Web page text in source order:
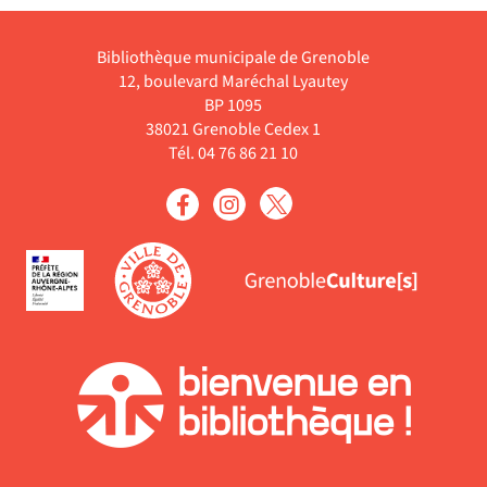
Bibliothèque municipale de Grenoble
12, boulevard Maréchal Lyautey
BP 1095
38021 Grenoble Cedex 1
Tél. 04 76 86 21 10